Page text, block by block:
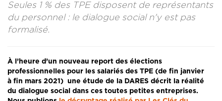
Seules 1 % des TPE disposent de représentants
du personnel : le dialogue social n'y est pas
formalisé.
À l’heure d’un nouveau report des élections
professionnelles pour les salariés des TPE (de fin janvier
à fin mars 2021) une étude de la DARES décrit la réalité
du dialogue social dans ces toutes petites entreprises.